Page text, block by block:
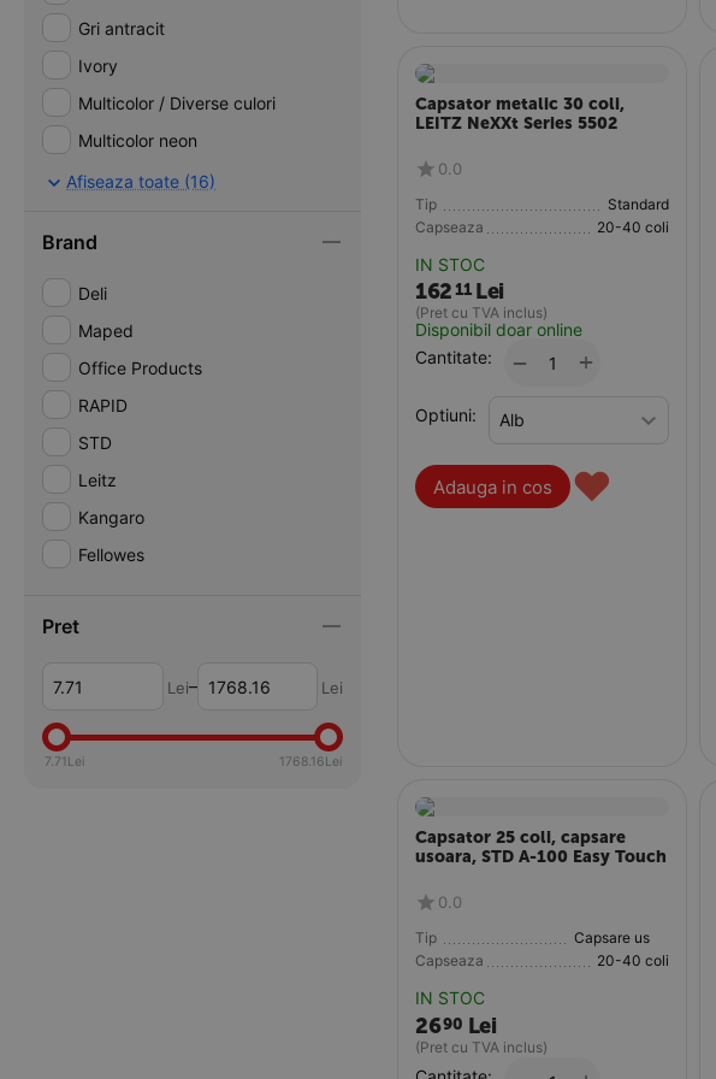
Capsator metalic 30 coli,
LEITZ NeXXt Series 5502
0.0
Tip
Standard
Capseaza
20-40 coli
IN STOC
16211 Lei
(Pret cu TVA inclus)
Disponibil doar online
Cantitate:
+
−
Optiuni:
Adauga in cos ♥
Capsator 25 coli, capsare
usoara, STD A-100 Easy Touch
0.0
Tip
Capsare usoara
Capseaza
20-40 coli
IN STOC
2690 Lei
(Pret cu TVA inclus)
Gri antracit
Ivory
Multicolor / Diverse culori
Multicolor neon
Negru
Negru/Rosu
Rosu
Roz
Violet/Roz
Afiseaza toate (16)
Brand
Deli
Maped
Office Products
RAPID
STD
Leitz
Kangaro
Fellowes
Pret
Lei– Lei
7.71Lei 1768.16Lei